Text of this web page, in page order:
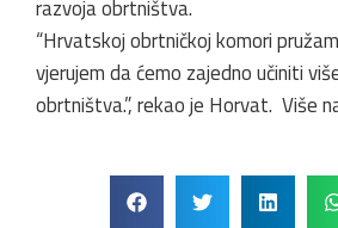
razvoja obrtništva.
“Hrvatskoj obrtničkoj komori
vjerujem da ćemo zajedno učiniti
obrtništva.”, rekao je Horvat. Više